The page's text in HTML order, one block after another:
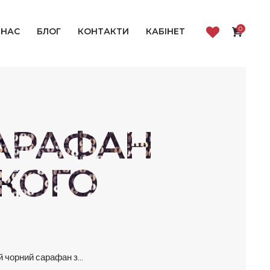
БЛОГ КОНТАКТИ КАБІНЕТ 0
чорний сарафан з...